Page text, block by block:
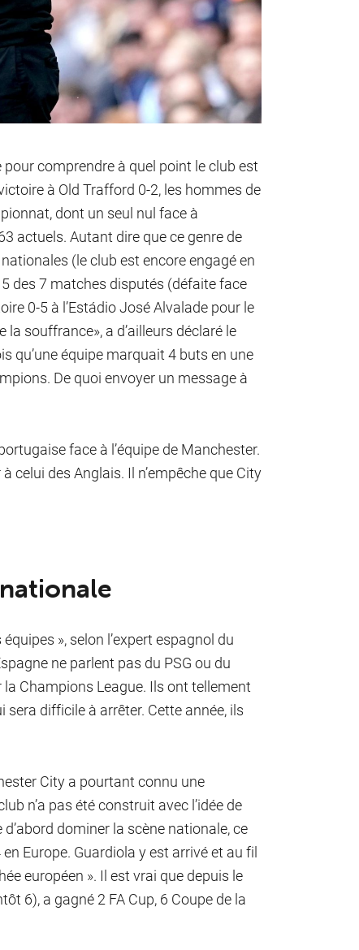
comprendre à quel point le club est
à Old Trafford 0-2, les hommes de
dont un seul nul face à
actuels. Autant dire que ce genre de
(le club est encore engagé en
des 7 matches disputés (défaite face
0-5 à l’Estádio José Alvalade pour le
souffrance», a d’ailleurs déclaré le
qu’une équipe marquait 4 buts en une
De quoi envoyer un message à
face à l’équipe de Manchester.
celui des Anglais. Il n’empêche que City
», selon l’expert espagnol du
ne parlent pas du PSG ou du
Champions League. Ils ont tellement
sera difficile à arrêter. Cette année, ils
City a pourtant connu une
n’a pas été construit avec l’idée de
dominer la scène nationale, ce
Europe. Guardiola y est arrivé et au fil
européen ». Il est vrai que depuis le
6), a gagné 2 FA Cup, 6 Coupe de la